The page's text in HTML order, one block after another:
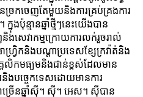
រកចេញតែមួយនិងការគ្រប់គ្រងការ
ងប៉ុន្មានឆ្នាំថ្មីៗនេះយើងបាន
សេវាកម្មក្រោយការលក់រួចរាល់
ហ្វ្រិកនិងបណ្តាប្រទេសខ្សែក្រវ៉ាត់និង
គ្គលិកមធ្យមនិងជាន់ខ្ពស់ដែលមាន
និងបច្ចេកទេសដោយមានការ
រើនឆ្នាំស៊ី។ ស៊ី។ អេស។ ស៊ីបាន